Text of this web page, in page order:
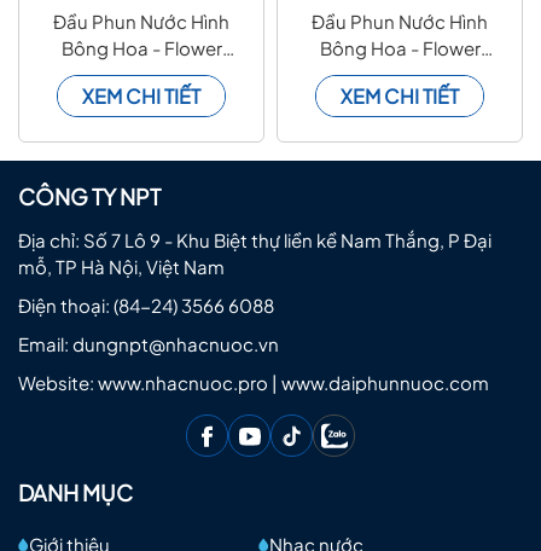
Đầu Phun Nước Hình
Bông Hoa - Flower
Shape Fountain Nozzle
XEM CHI TIẾT
Đầu Phun Nước Hình
Bông Hoa - Flower
Shape Fountain Nozzle
XEM CHI TIẾT
CÔNG TY NPT
Địa chỉ: Số 7 Lô 9 - Khu Biệt thự liền kề Nam Thắng, P Đại
mỗ, TP Hà Nội, Việt Nam
Điện thoại: (84-24) 3566 6088
Email: dungnpt@nhacnuoc.vn
Website: www.nhacnuoc.pro | www.daiphunnuoc.com
DANH MỤC
Giới thiệu Nhạc nước